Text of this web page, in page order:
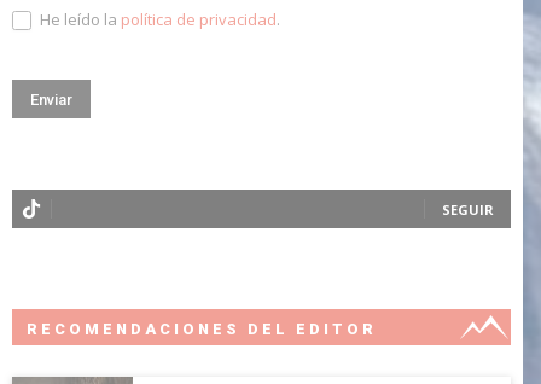
He leído la política de privacidad.
SEGUIR
RECOMENDACIONES DEL EDITOR